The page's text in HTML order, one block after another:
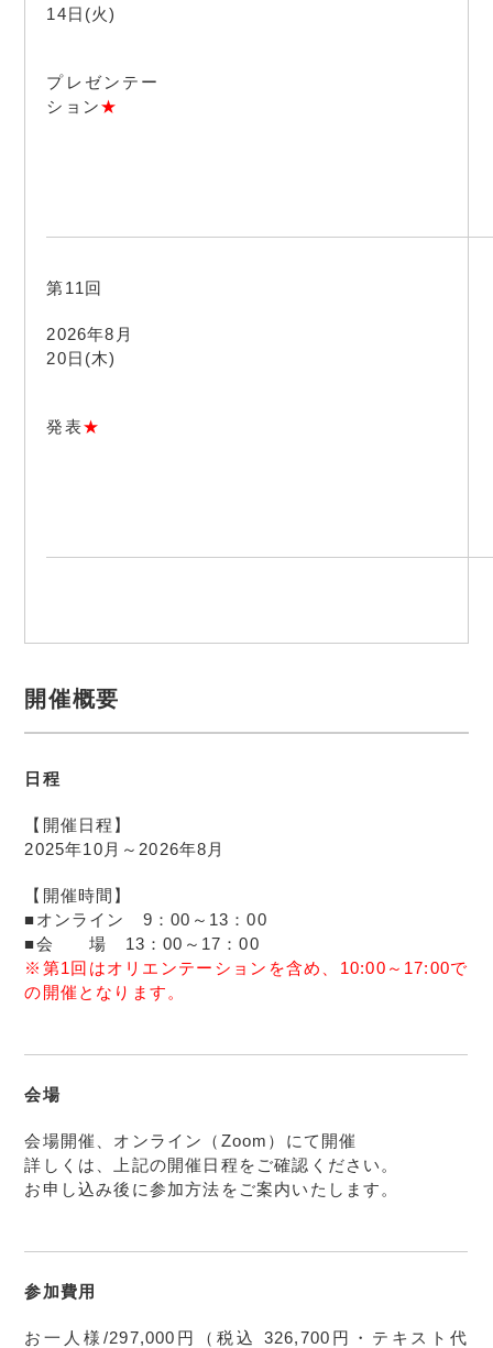
14日(火)
プレゼンテー
ション★
第11回
2026年8月
20日(木)
発表★
開催概要
日程
【開催日程】
2025年10月～2026年8月
【開催時間】
■オンライン 9：00～13：00
■会 場 13：00～17：00
※第1回はオリエンテーションを含め、10:00～17:00で
の開催となります。
会場
会場開催、オンライン（Zoom）にて開催
詳しくは、上記の開催日程をご確認ください。
お申し込み後に参加方法をご案内いたします。
参加費用
お一人様/297,000円（税込 326,700円・テキスト代